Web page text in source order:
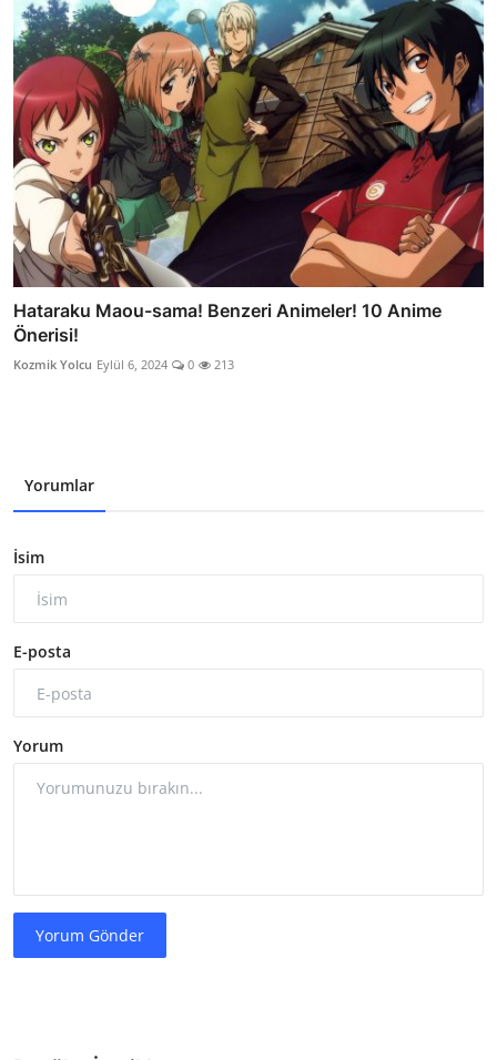
Hataraku Maou-sama! Benzeri Animeler! 10 Anime
Önerisi!
Kozmik Yolcu Eylül 6, 2024 0 213
Yorumlar
İsim
E-posta
Yorum
Yorum Gönder